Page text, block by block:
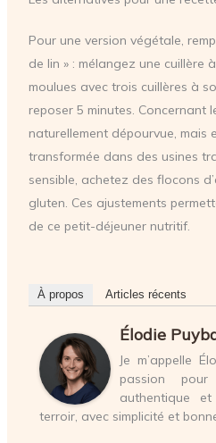
Pour une version végétale,
de lin » : mélangez une cuillère
moulues avec trois cuillères à
reposer 5 minutes. Concernant
naturellement dépourvue, mais
transformée dans des usines
sensible, achetez des flocons
gluten. Ces ajustements
de ce petit-déjeuner nutritif.
À propos Articles récents
Élodie
Je m’appelle
passion
authentique
terroir, avec simplicité et